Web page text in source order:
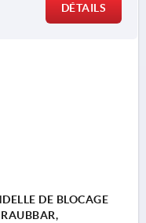
DÉTAILS
DE BLOCAGE